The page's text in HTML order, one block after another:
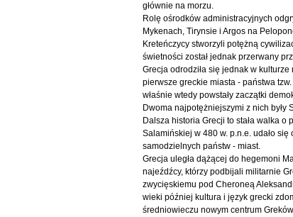
głównie na morzu.
Rolę ośrodków administracyjnych
Mykenach, Tirynsie i Argos na
Kreteńczycy stworzyli potężną
świetności został jednak przerwany
Grecja odrodziła się jednak w kulturze
pierwsze greckie miasta - państwa
właśnie wtedy powstały zaczątki
Dwoma najpotężniejszymi z nich były
Dalsza historia Grecji to stała walka
Salamińskiej w 480 w. p.n.e. udało
samodzielnych państw - miast.
Grecja uległa dążącej do hegemoni
najeźdźcy, którzy podbijali militarnie
zwycięskiemu pod Cheroneą
wieki później kultura i język grecki
średniowieczu nowym centrum